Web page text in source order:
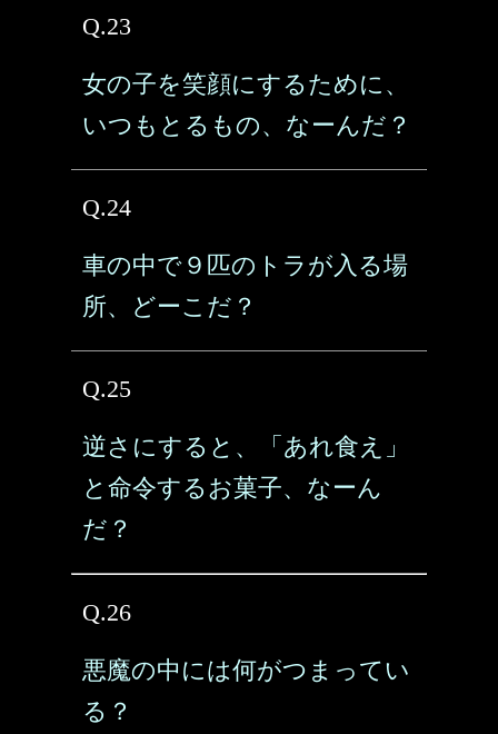
Q.23
女の子を笑顔にするために、
いつもとるもの、なーんだ？
Q.24
車の中で９匹のトラが入る場
所、どーこだ？
Q.25
逆さにすると、「あれ食え」
と命令するお菓子、なーん
だ？
Q.26
悪魔の中には何がつまってい
る？